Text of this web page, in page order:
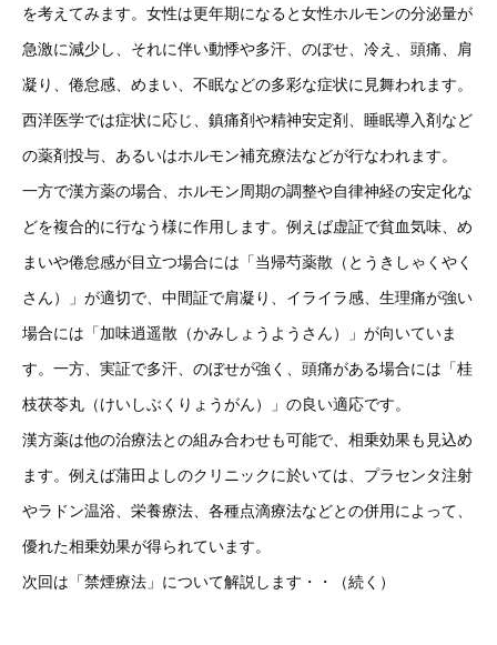
を考えてみます。女性は更年期になると女性ホルモンの分泌量が
急激に減少し、それに伴い動悸や多汗、のぼせ、冷え、頭痛、肩
凝り、倦怠感、めまい、不眠などの多彩な症状に見舞われます。
西洋医学では症状に応じ、鎮痛剤や精神安定剤、睡眠導入剤など
の薬剤投与、あるいはホルモン補充療法などが行なわれます。
一方で漢方薬の場合、ホルモン周期の調整や自律神経の安定化な
どを複合的に行なう様に作用します。例えば虚証で貧血気味、め
まいや倦怠感が目立つ場合には「当帰芍薬散（とうきしゃくやく
さん）」が適切で、中間証で肩凝り、イライラ感、生理痛が強い
場合には「加味逍遥散（かみしょうようさん）」が向いていま
す。一方、実証で多汗、のぼせが強く、頭痛がある場合には「桂
枝茯苓丸（けいしぶくりょうがん）」の良い適応です。
漢方薬は他の治療法との組み合わせも可能で、相乗効果も見込め
ます。例えば蒲田よしのクリニックに於いては、プラセンタ注射
やラドン温浴、栄養療法、各種点滴療法などとの併用によって、
優れた相乗効果が得られています。
次回は「禁煙療法」について解説します・・（続く）